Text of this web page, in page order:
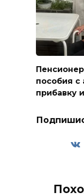
пособия с
прибавку